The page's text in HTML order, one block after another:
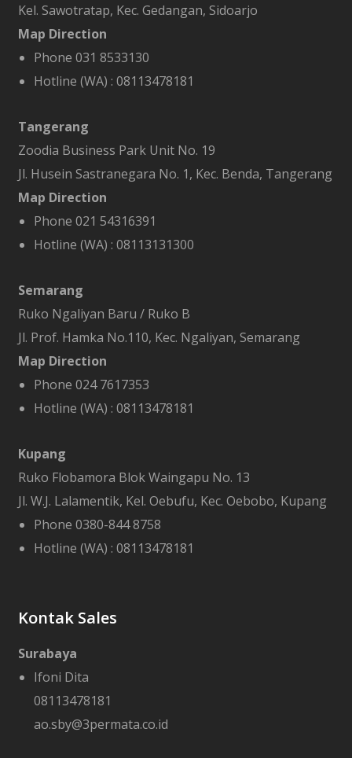
Kel. Sawotratap, Kec. Gedangan, Sidoarjo
Map Direction
Phone 031 8533130
Hotline (WA) : 08113478181
Tangerang
Zoodia Business Park Unit No. 19
Jl. Husein Sastranegara No. 1, Kec. Benda, Tangerang
Map Direction
Phone 021 54316391
Hotline (WA) : 08113131300
Semarang
Ruko Ngaliyan Baru / Ruko B
Jl. Prof. Hamka No.110, Kec. Ngaliyan, Semarang
Map Direction
Phone 024 7617353
Hotline (WA) : 08113478181
Kupang
Ruko Flobamora Blok Waingapu No. 13
Jl. W.J. Lalamentik, Kel. Oebufu, Kec. Oebobo, Kupang
Phone 0380-844 8758
Hotline (WA) : 08113478181
Kontak Sales
Surabaya
Ifoni Dita
08113478181
ao.sby@3permata.co.id